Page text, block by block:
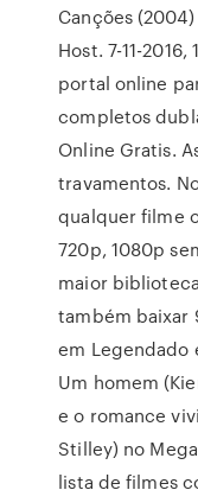
Canções
Host. 7-11-
portal online
completos
Online Gratis.
travamentos.
qualquer filme
720p, 1080p
maior
também baixar
em Legendado
Um homem
e o romance
Stilley) no
lista de filmes